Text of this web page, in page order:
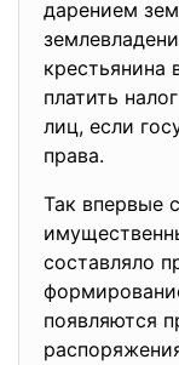
дарением
крестьянина
платить
лиц, если
права.
Так впервые
составляло
появляются